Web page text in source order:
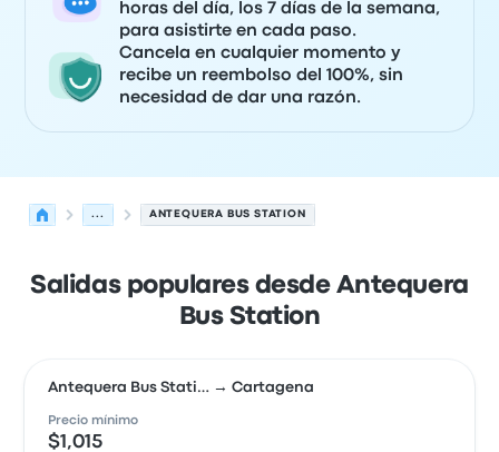
horas del día, los 7 días de la semana,
para asistirte en cada paso.
Cancela en cualquier momento y
recibe un reembolso del 100%, sin
necesidad de dar una razón.
... ANTEQUERA BUS STATION
Salidas populares desde Antequera
Bus Station
Antequera Bus Stati… → Cartagena
Precio mínimo
$1,015